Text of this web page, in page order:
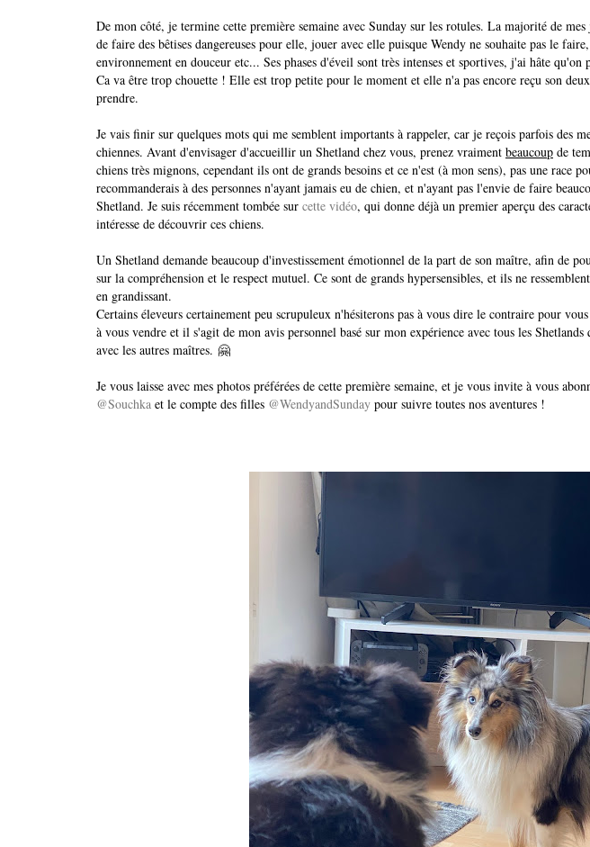
De mon côté, je termine cette première semaine avec Sunday sur les rotules. La majorité de
de faire des bêtises dangereuses pour elle, jouer avec elle puisque Wendy ne souhaite pas le
environnement en douceur etc... Ses phases d'éveil sont très intenses et sportives, j'ai hâte qu'on
Ca va être trop chouette ! Elle est trop petite pour le moment et elle n'a pas encore reçu son
prendre.
Je vais finir sur quelques mots qui me semblent importants à rappeler, car je reçois parfois des
chiennes. Avant d'envisager d'accueillir un Shetland chez vous, prenez vraiment beaucoup de
chiens très mignons, cependant ils ont de grands besoins et ce n'est (à mon sens), pas une race
recommanderais à des personnes n'ayant jamais eu de chien, et n'ayant pas l'envie de faire
Shetland. Je suis récemment tombée sur cette vidéo, qui donne déjà un premier aperçu des
intéresse de découvrir ces chiens.
Un Shetland demande beaucoup d'investissement émotionnel de la part de son maître, afin de
sur la compréhension et le respect mutuel. Ce sont de grands hypersensibles, et ils ne
en grandissant.
Certains éleveurs certainement peu scrupuleux n'hésiterons pas à vous dire le contraire pour
à vous vendre et il s'agit de mon avis personnel basé sur mon expérience avec tous les
avec les autres maîtres. 🤗
Je vous laisse avec mes photos préférées de cette première semaine, et je vous invite à vous
@Souchka et le compte des filles @WendyandSunday pour suivre toutes nos aventures !